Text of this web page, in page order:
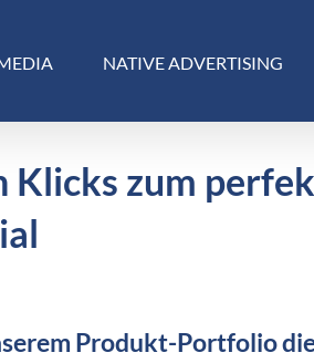
NATIVE ADVERTISING
Klicks zum
Produkt-Portfolio